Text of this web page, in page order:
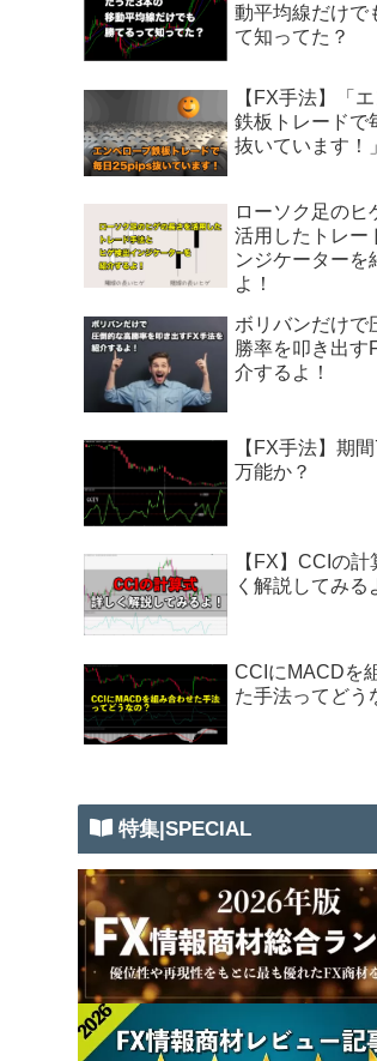
動平均線だけで
て知ってた？
【FX手法】「
鉄板トレードで
抜いています！」
ローソク足のヒ
活用したトレー
ンジケーターを
よ！
ボリバンだけで
勝率を叩き出す
介するよ！
【FX手法】期
万能か？
【FX】CCIの
く解説してみる
CCIにMACDを
た手法ってどう
特集|SPECIAL